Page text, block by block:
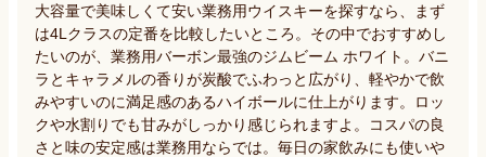
大容量で美味しくて安い業務用ウイスキーを探すなら、まず
は4Lクラスの定番を比較したいところ。その中でおすすめし
たいのが、業務用バーボン最強のジムビーム ホワイト。バニ
ラとキャラメルの香りが炭酸でふわっと広がり、軽やかで飲
みやすいのに満足感のあるハイボールに仕上がります。ロッ
クや水割りでも甘みがしっかり感じられますよ。コスパの良
さと味の安定感は業務用ならでは。毎日の家飲みにも使いや